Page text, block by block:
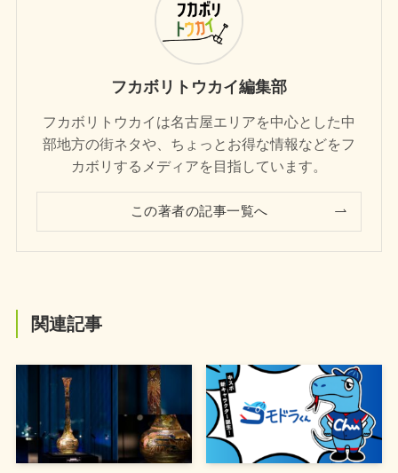
フカボリトウカイ編集部
フカボリトウカイは名古屋エリアを中心とした中
部地方の街ネタや、ちょっとお得な情報などをフ
カボリするメディアを目指しています。
この著者の記事一覧へ
関連記事